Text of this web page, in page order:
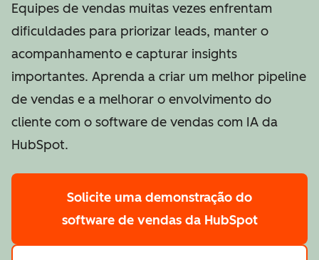
Equipes de vendas muitas vezes enfrentam
dificuldades para priorizar leads, manter o
acompanhamento e capturar insights
importantes. Aprenda a criar um melhor pipeline
de vendas e a melhorar o envolvimento do
cliente com o software de vendas com IA da
HubSpot.
Solicite uma demonstração do
software de vendas da HubSpot